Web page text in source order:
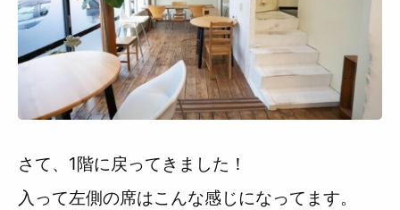
さて、1階に戻ってきました！
入って左側の席はこんな感じになってます。